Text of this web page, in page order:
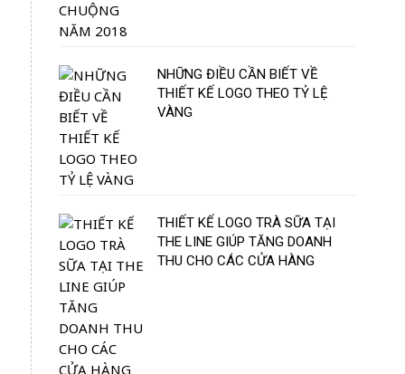
NHỮNG ĐIỀU CẦN BIẾT VỀ
THIẾT KẾ LOGO THEO TỶ LỆ
VÀNG
THIẾT KẾ LOGO TRÀ SỮA TẠI
THE LINE GIÚP TĂNG DOANH
THU CHO CÁC CỬA HÀNG